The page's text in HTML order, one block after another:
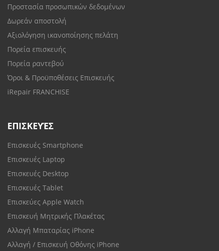
Προστασία προσωπικών δεδομένων
Δωρεάν αποστολή
Αξιολόγηση ικανοποίησης πελάτη
Πορεία επισκευής
Πορεία ραντεβού
Όροι & Προϋποθέσεις Επισκευής
iRepair FRANCHISE
ΕΠΙΣΚΕΥΈΣ
Επισκευές Smartphone
Επισκευές Laptop
Επισκευές Desktop
Επισκευές Tablet
Επισκεύες Apple Watch
Επισκευή Μητρικής Πλακέτας
Αλλαγή Μπαταρίας iPhone
Αλλαγή / Επισκευή Οθόνης iPhone